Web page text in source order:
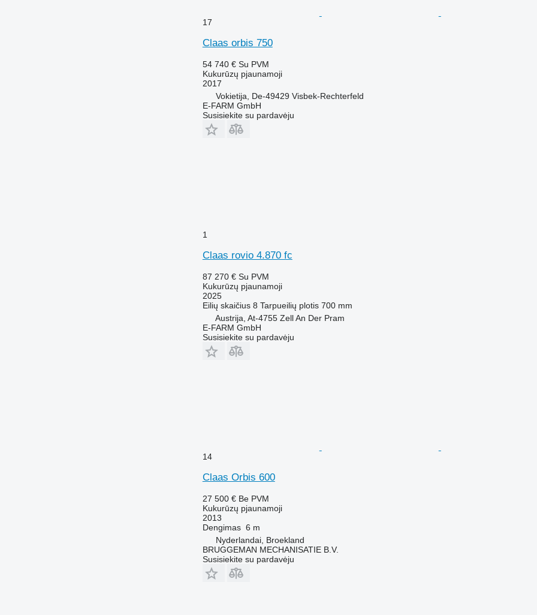
17
Claas orbis 750
54 740 € Su PVM
Kukurūzų pjaunamoji
2017
Vokietija, De-49429 Visbek-Rechterfeld
E-FARM GmbH
Susisiekite su pardavėju
1
Claas rovio 4.870 fc
87 270 € Su PVM
Kukurūzų pjaunamoji
2025
Eilių skaičius 8 Tarpueilių plotis 700 mm
Austrija, At-4755 Zell An Der Pram
E-FARM GmbH
Susisiekite su pardavėju
14
Claas Orbis 600
27 500 € Be PVM
Kukurūzų pjaunamoji
2013
Dengimas 6 m
Nyderlandai, Broekland
BRUGGEMAN MECHANISATIE B.V.
Susisiekite su pardavėju